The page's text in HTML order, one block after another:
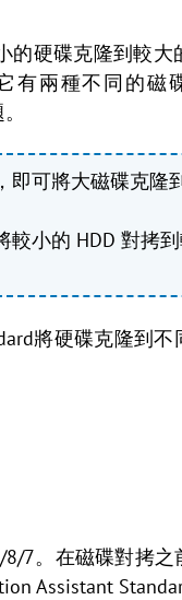
硬碟克隆到較大
有兩種不同的磁
即可將大磁碟克隆
較小的 HDD 對拷
將硬碟克隆到不
8/7。在磁碟對拷之
Assistant